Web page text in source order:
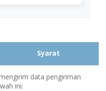
Syarat
data pengiriman
ini: